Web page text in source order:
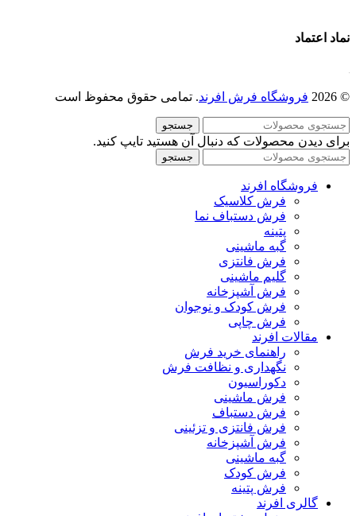
نماد اعتماد
© 2026 فروشگاه فرش افرند. تمامی حقوق محفوظ است
جستجو
برای دیدن محصولات که دنبال آن هستید تایپ کنید.
جستجو
فروشگاه افرند
فرش کلاسیک
فرش دستباف نما
پتینه
گبه ماشینی
فرش فانتزی
گلیم ماشینی
فرش آشپزخانه
فرش کودک و نوجوان
فرش چاپی
مقالات افرند
راهنمای خرید فرش
نگهداری و نظافت فرش
دکوراسیون
فرش ماشینی
فرش دستباف
فرش فانتزی و تزئینی
فرش آشپزخانه
گبه ماشینی
فرش کودک
فرش پتینه
گالری افرند